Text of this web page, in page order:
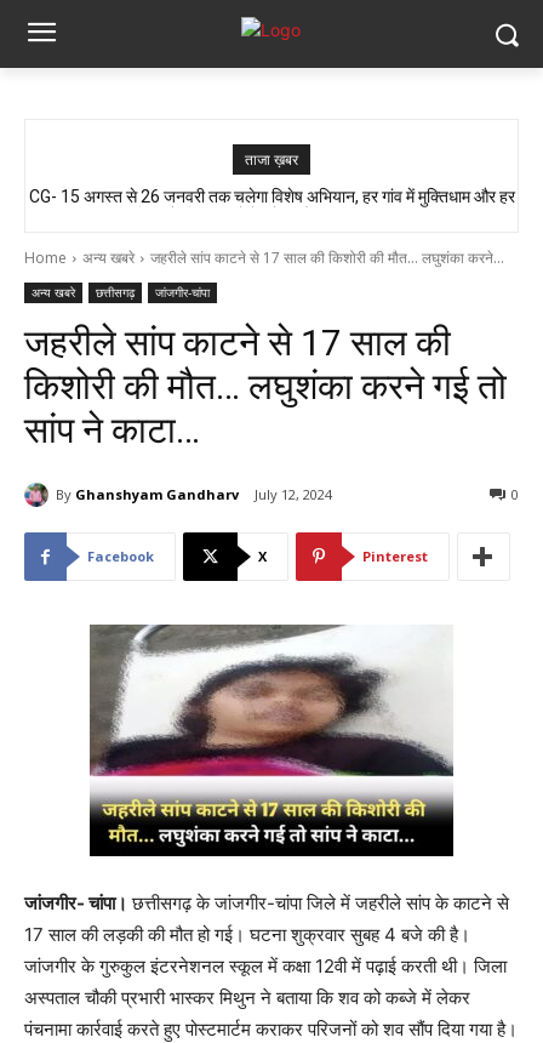
ताजा ख़बर
आजादी के जश्न की तैयारी, लेकिन यहां लोग बूंद-बूंद पानी को तरसे..!! ग्रामीण बोले- अगर
CG- 15 अगस्त से 26 जनवरी तक चलेगा विशेष अभियान, हर गांव में मुक्तिधाम और हर
Home अन्य खबरे जहरीले सांप काटने से 17 साल की किशोरी की मौत... लघुशंका करने...
अन्य खबरे छत्तीसगढ़ जांजगीर-चांपा
जहरीले सांप काटने से 17 साल की
किशोरी की मौत… लघुशंका करने गई तो
सांप ने काटा…
By Ghanshyam Gandharv July 12, 2024 0
Facebook X Pinterest
जांजगीर- चांपा। छत्तीसगढ़ के जांजगीर-चांपा जिले में जहरीले सांप के काटने से
17 साल की लड़की की मौत हो गई। घटना शुक्रवार सुबह 4 बजे की है।
जांजगीर के गुरुकुल इंटरनेशनल स्कूल में कक्षा 12वी में पढ़ाई करती थी। जिला
अस्पताल चौकी प्रभारी भास्कर मिथुन ने बताया कि शव को कब्जे में लेकर
पंचनामा कार्रवाई करते हुए पोस्टमार्टम कराकर परिजनों को शव सौंप दिया गया है।